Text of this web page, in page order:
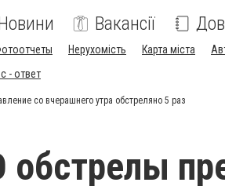
Вакансії
Нерухомість Карта міста
- ответ
со вчерашнего утра обстреляно 5 раз